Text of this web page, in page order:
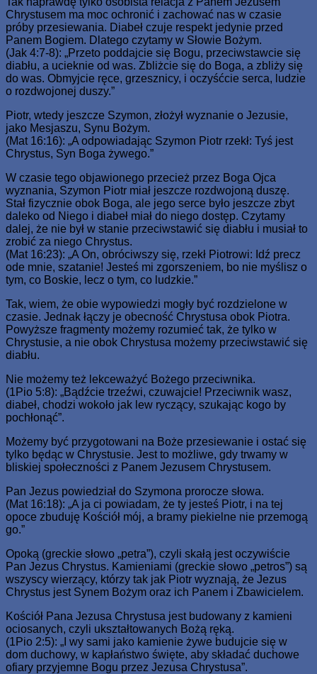
Chrystusem ma moc ochronić i zachować nas w czasie
próby przesiewania. Diabeł czuje respekt jedynie przed
Panem Bogiem. Dlatego czytamy w Słowie Bożym.
(Jak 4:7-8): „Przeto poddajcie się Bogu, przeciwstawcie się
diabłu, a ucieknie od was. Zbliżcie się do Boga, a zbliży się
do was. Obmyjcie ręce, grzesznicy, i oczyśćcie serca, ludzie
o rozdwojonej duszy.”
Piotr, wtedy jeszcze Szymon, złożył wyznanie o Jezusie,
jako Mesjaszu, Synu Bożym.
(Mat 16:16): „A odpowiadając Szymon Piotr rzekł: Tyś jest
Chrystus, Syn Boga żywego.”
W czasie tego objawionego przecież przez Boga Ojca
wyznania, Szymon Piotr miał jeszcze rozdwojoną duszę.
Stał fizycznie obok Boga, ale jego serce było jeszcze zbyt
daleko od Niego i diabeł miał do niego dostęp. Czytamy
dalej, że nie był w stanie przeciwstawić się diabłu i musiał to
zrobić za niego Chrystus.
(Mat 16:23): „A On, obróciwszy się, rzekł Piotrowi: Idź precz
ode mnie, szatanie! Jesteś mi zgorszeniem, bo nie myślisz o
tym, co Boskie, lecz o tym, co ludzkie.”
Tak, wiem, że obie wypowiedzi mogły być rozdzielone w
czasie. Jednak łączy je obecność Chrystusa obok Piotra.
Powyższe fragmenty możemy rozumieć tak, że tylko w
Chrystusie, a nie obok Chrystusa możemy przeciwstawić się
diabłu.
Nie możemy też lekceważyć Bożego przeciwnika.
(1Pio 5:8): „Bądźcie trzeźwi, czuwajcie! Przeciwnik wasz,
diabeł, chodzi wokoło jak lew ryczący, szukając kogo by
pochłonąć”.
Możemy być przygotowani na Boże przesiewanie i ostać się
tylko będąc w Chrystusie. Jest to możliwe, gdy trwamy w
bliskiej społeczności z Panem Jezusem Chrystusem.
Pan Jezus powiedział do Szymona prorocze słowa.
(Mat 16:18): „A ja ci powiadam, że ty jesteś Piotr, i na tej
opoce zbuduję Kościół mój, a bramy piekielne nie przemogą
go.”
Opoką (greckie słowo „petra”), czyli skałą jest oczywiście
Pan Jezus Chrystus. Kamieniami (greckie słowo „petros”) są
wszyscy wierzący, którzy tak jak Piotr wyznają, że Jezus
Chrystus jest Synem Bożym oraz ich Panem i Zbawicielem.
Kościół Pana Jezusa Chrystusa jest budowany z kamieni
ociosanych, czyli ukształtowanych Bożą ręką.
(1Pio 2:5): „I wy sami jako kamienie żywe budujcie się w
dom duchowy, w kapłaństwo święte, aby składać duchowe
ofiary przyjemne Bogu przez Jezusa Chrystusa”.